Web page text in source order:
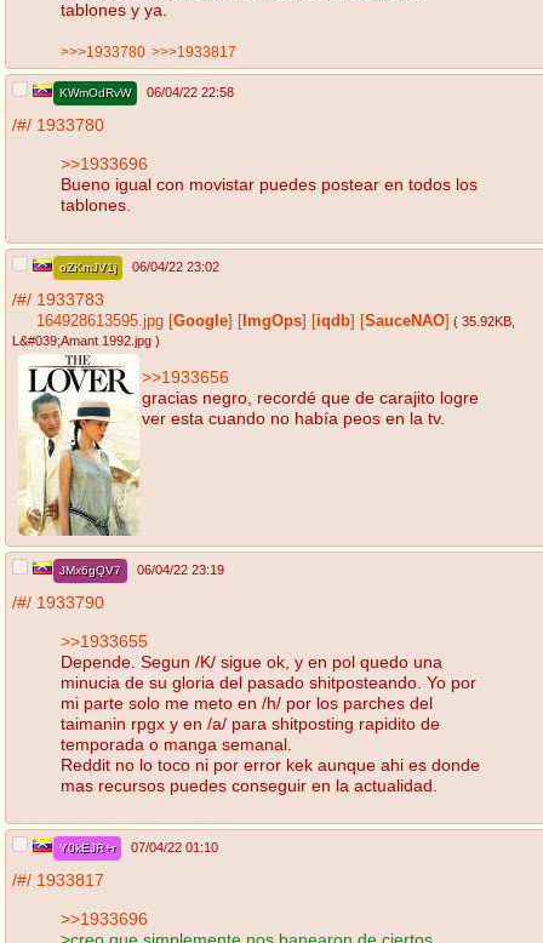
tablones y ya.
>>>1933780 >>>1933817
KWmOdRvW 06/04/22 22:58
/#/ 1933780
>>1933696
Bueno igual con movistar puedes postear en todos los
tablones.
oZKmJV1j 06/04/22 23:02
/#/ 1933783
164928613595.jpg Google ImgOps iqdb SauceNAO ( 35.92KB
L&#039;Amant 1992.jpg )
>>1933656
gracias negro, recordé que de carajito logre
ver esta cuando no había peos en la tv.
JMx6gQV7 06/04/22 23:19
/#/ 1933790
>>1933655
Depende. Segun /K/ sigue ok, y en pol quedo una
minucia de su gloria del pasado shitposteando. Yo por
mi parte solo me meto en /h/ por los parches del
taimanin rpgx y en /a/ para shitposting rapidito de
temporada o manga semanal.
Reddit no lo toco ni por error kek aunque ahi es donde
mas recursos puedes conseguir en la actualidad.
Y0kEJR+r 07/04/22 01:10
/#/ 1933817
>>1933696